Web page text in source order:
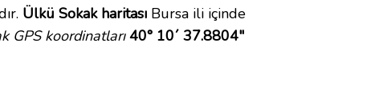
Ülkü Sokak haritası Bursa ili içinde
GPS koordinatları 40° 10´ 37.8804"